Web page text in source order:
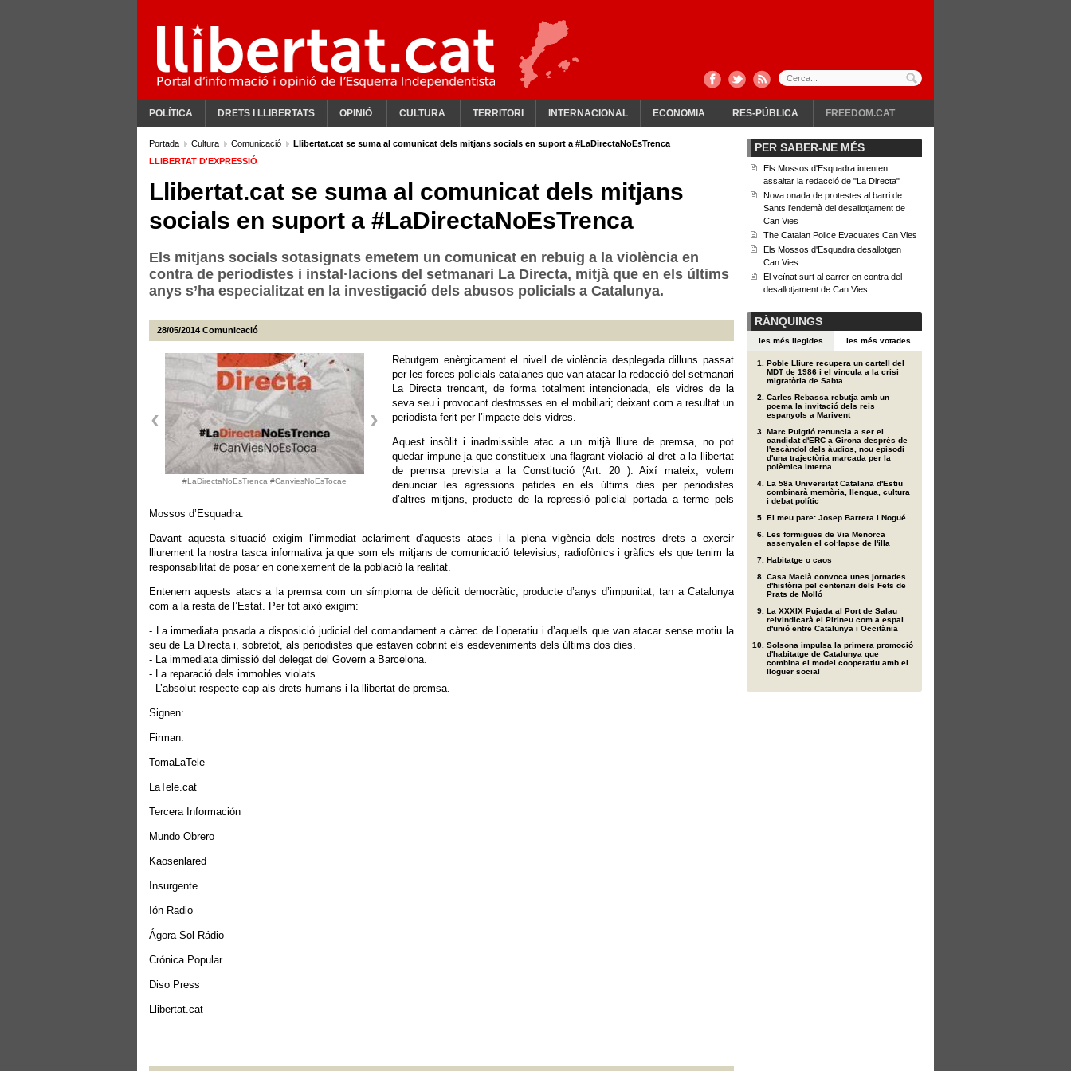
POLÍTICA DRETS I LLIBERTATS OPINIÓ CULTURA TERRITORI INTERNACIONAL ECONOMIA RES-PÚBLICA FREEDOM.CAT
Portada Cultura Comunicació
Llibertat.cat se suma al comunicat dels mitjans socials en suport a #LaDirectaNoEsTrenca
LLIBERTAT D'EXPRESSIÓ
Llibertat.cat se suma al comunicat dels mitjans
socials en suport a #LaDirectaNoEsTrenca
Els mitjans socials sotasignats emetem un comunicat en rebuig a la violència en
contra de periodistes i instal·lacions del setmanari La Directa, mitjà que en els últims
anys s’ha especialitzat en la investigació dels abusos policials a Catalunya.
28/05/2014 Comunicació
#LaDirectaNoEsTrenca #CanviesNoEsTocae
Rebutgem enèrgicament el nivell de violència desplegada dilluns passat
per les forces policials catalanes que van atacar la redacció del setmanari
La Directa trencant, de forma totalment intencionada, els vidres de la
seva seu i provocant destrosses en el mobiliari; deixant com a resultat un
periodista ferit per l’impacte dels vidres.
Aquest insòlit i inadmissible atac a un mitjà lliure de premsa, no pot
quedar impune ja que constitueix una flagrant violació al dret a la llibertat
de premsa prevista a la Constitució (Art. 20 ). Així mateix, volem
denunciar les agressions patides en els últims dies per periodistes
d’altres mitjans, producte de la repressió policial portada a terme pels
Mossos d’Esquadra.
Davant aquesta situació exigim l’immediat aclariment d’aquests atacs i la plena vigència dels nostres drets a exercir
lliurement la nostra tasca informativa ja que som els mitjans de comunicació televisius, radiofònics i gràfics els que tenim la
responsabilitat de posar en coneixement de la població la realitat.
Entenem aquests atacs a la premsa com un símptoma de dèficit democràtic; producte d’anys d’impunitat, tan a Catalunya
com a la resta de l’Estat. Per tot això exigim:
- La immediata posada a disposició judicial del comandament a càrrec de l’operatiu i d’aquells que van atacar sense motiu la
seu de La Directa i, sobretot, als periodistes que estaven cobrint els esdeveniments dels últims dos dies.
- La immediata dimissió del delegat del Govern a Barcelona.
- La reparació dels immobles violats.
- L’absolut respecte cap als drets humans i la llibertat de premsa.
Signen:
Firman:
TomaLaTele
LaTele.cat
Tercera Información
Mundo Obrero
Kaosenlared
Insurgente
Ión Radio
Ágora Sol Rádio
Crónica Popular
Diso Press
Llibertat.cat
PER SABER-NE MÉS
Els Mossos d'Esquadra intenten
assaltar la redacció de "La Directa"
Nova onada de protestes al barri de
Sants l'endemà del desallotjament de
Can Vies
The Catalan Police Evacuates Can Vies
Els Mossos d'Esquadra desallotgen
Can Vies
El veïnat surt al carrer en contra del
desallotjament de Can Vies
RÀNQUINGS
les més llegides les més votades
Poble Lliure recupera un cartell del
MDT de 1986 i el vincula a la crisi
migratòria de Sabta
Carles Rebassa rebutja amb un
poema la invitació dels reis
espanyols a Marivent
Marc Puigtió renuncia a ser el
candidat d'ERC a Girona després de
l'escàndol dels àudios, nou episodi
d'una trajectòria marcada per la
polèmica interna
La 58a Universitat Catalana d'Estiu
combinarà memòria, llengua, cultura
i debat polític
El meu pare: Josep Barrera i Nogué
Les formigues de Via Menorca
assenyalen el col·lapse de l'illa
Habitatge o caos
Casa Macià convoca unes jornades
d'història pel centenari dels Fets de
Prats de Molló
La XXXIX Pujada al Port de Salau
reivindicarà el Pirineu com a espai
d'unió entre Catalunya i Occitània
Solsona impulsa la primera promoció
d'habitatge de Catalunya que
combina el model cooperatiu amb el
lloguer social